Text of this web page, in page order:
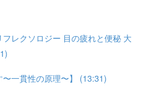
レクソロジー 目の疲れと便秘 大
〜一貫性の原理〜】 (13:31)